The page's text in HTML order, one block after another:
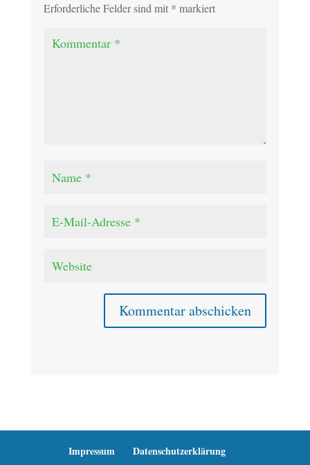
Erforderliche Felder sind mit * markiert
Kommentar abschicken
Impressum Datenschutzerklärung